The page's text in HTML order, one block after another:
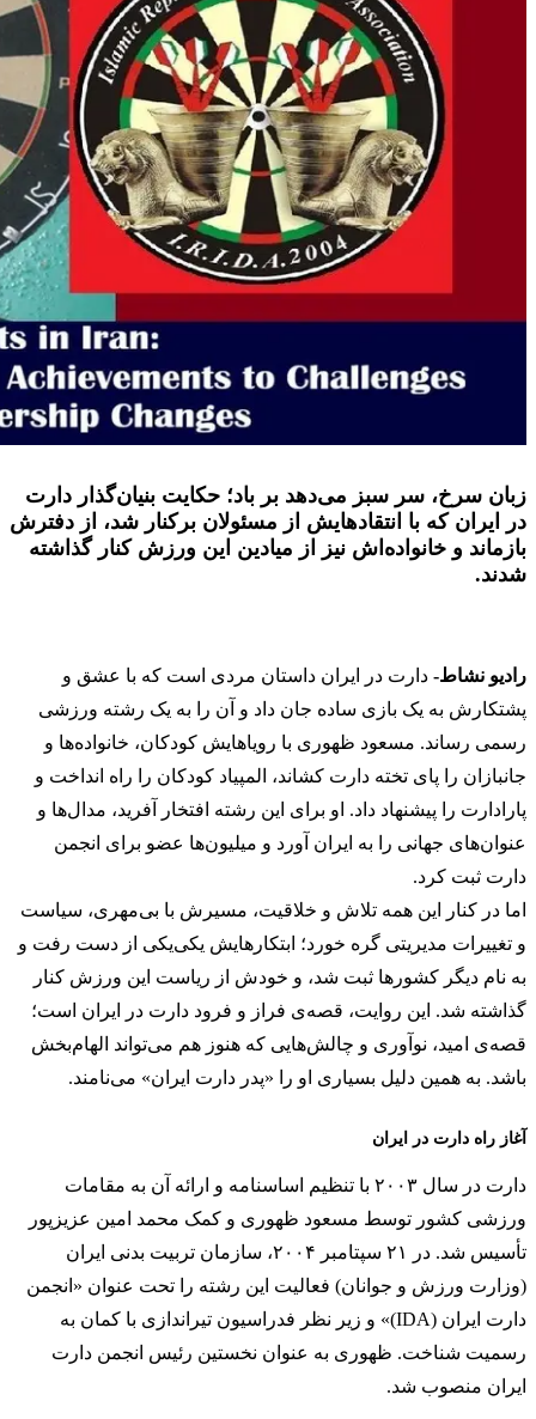
زبان سرخ، سر سبز می‌دهد بر باد؛ حکایت بنیان‌گذار دارت
در ایران که با انتقادهایش از مسئولان برکنار شد، از دفترش
بازماند و خانواده‌اش نیز از میادین این ورزش کنار گذاشته
شدند.
رادیو نشاط- دارت در ایران داستان مردی است که با عشق و
پشتکارش به یک بازی ساده جان داد و آن را به یک رشته ورزشی
رسمی رساند. مسعود ظهوری با رویاهایش کودکان، خانواده‌ها و
جانبازان را پای تخته دارت کشاند، المپیاد کودکان را راه انداخت و
پارادارت را پیشنهاد داد. او برای این رشته افتخار آفرید، مدال‌ها و
عنوان‌های جهانی را به ایران آورد و میلیون‌ها عضو برای انجمن
دارت ثبت کرد.
اما در کنار این همه تلاش و خلاقیت، مسیرش با بی‌مهری، سیاست
و تغییرات مدیریتی گره خورد؛ ابتکارهایش یکی‌یکی از دست رفت و
به نام دیگر کشورها ثبت شد، و خودش از ریاست این ورزش کنار
گذاشته شد. این روایت، قصه‌ی فراز و فرود دارت در ایران است؛
قصه‌ی امید، نوآوری و چالش‌هایی که هنوز هم می‌تواند الهام‌بخش
باشد. به همین دلیل بسیاری او را «پدر دارت ایران» می‌نامند.
آغاز راه دارت در ایران
دارت در سال ۲۰۰۳ با تنظیم اساسنامه و ارائه آن به مقامات
ورزشی کشور توسط مسعود ظهوری و کمک محمد امین عزیزپور
تأسیس شد. در ۲۱ سپتامبر ۲۰۰۴، سازمان تربیت بدنی ایران
(وزارت ورزش و جوانان) فعالیت این رشته را تحت عنوان «انجمن
دارت ایران (IDA)» و زیر نظر فدراسیون تیراندازی با کمان به
رسمیت شناخت. ظهوری به عنوان نخستین رئیس انجمن دارت
ایران منصوب شد.